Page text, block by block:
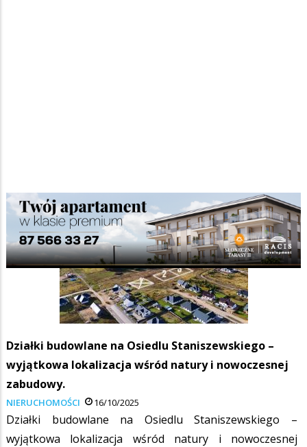
Działki budowlane na Osiedlu Staniszewskiego –
wyjątkowa lokalizacja wśród natury i nowoczesnej
zabudowy.
NIERUCHOMOŚCI 16/10/2025
Działki budowlane na Osiedlu Staniszewskiego –
wyjątkowa lokalizacja wśród natury i nowoczesnej